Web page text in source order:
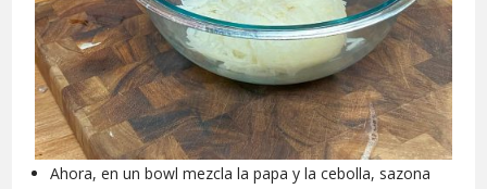
Ahora, en un bowl mezcla la papa y la cebolla, sazona